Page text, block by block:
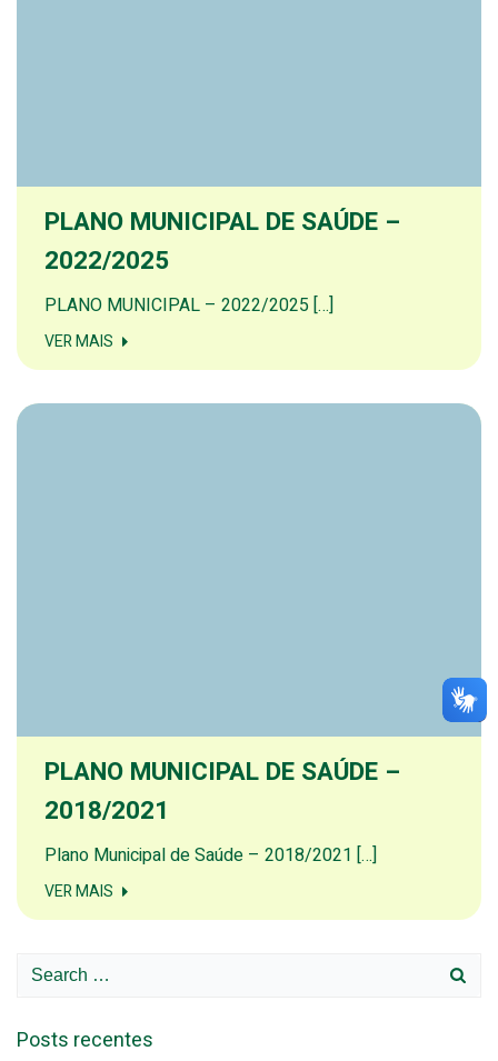
PLANO MUNICIPAL DE SAÚDE –
2022/2025
PLANO MUNICIPAL – 2022/2025 […]
VER MAIS
PLANO MUNICIPAL DE SAÚDE –
2018/2021
Plano Municipal de Saúde – 2018/2021 […]
VER MAIS
Search
Posts recentes